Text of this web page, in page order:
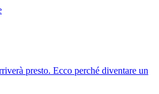
presto. Ecco perché diventare un